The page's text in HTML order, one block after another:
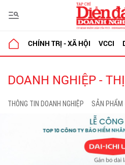
CHÍNH TRỊ - XÃ HỘI VCCI
DOANH NGHIỆP -
THÔNG TIN DOANH NGHIỆP SẢN PHẨM